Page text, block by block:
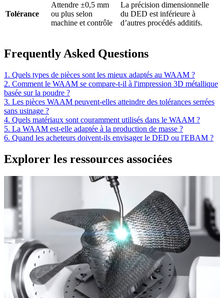
Tolérance
Attendre ±0,5 mm
ou plus selon
machine et contrôle
La précision dimensionnelle
du DED est inférieure à
d’autres procédés additifs.
Frequently Asked Questions
1. Quels types de pièces sont les mieux adaptés au WAAM ?
2. Comment le WAAM se compare-t-il à l'impression 3D métallique
basée sur la poudre ?
3. Les pièces WAAM peuvent-elles atteindre des tolérances serrées
sans usinage ?
4. Quels matériaux sont couramment utilisés dans le WAAM ?
5. La WAAM est-elle adaptée à la production de masse ?
6. Quand les acheteurs doivent-ils envisager le DED ou l'EBAM ?
Explorer les ressources associées